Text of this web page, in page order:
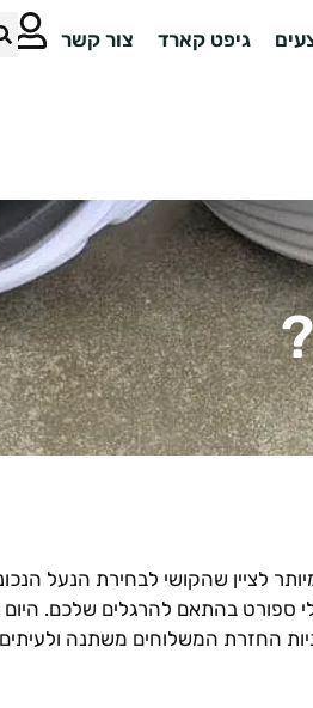
גיפט קארד צור קשר
לציין שהקושי לבחירת הנעל
בהתאם להרגלים שלכם. היום
החזרת המשלוחים משתנה